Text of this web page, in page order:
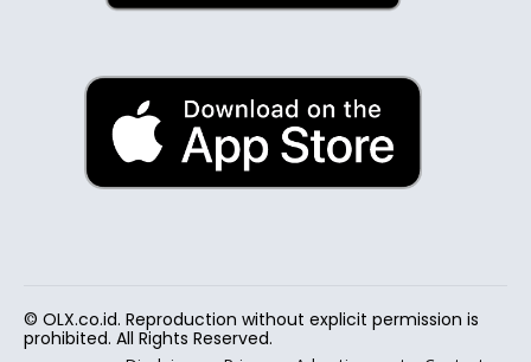
© OLX.co.id. Reproduction without explicit permission is
prohibited. All Rights Reserved.